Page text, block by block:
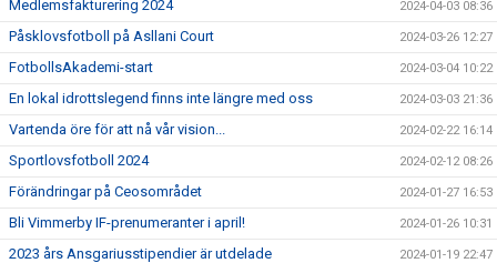
Medlemsfakturering 2024 2024-04-03 08:36
Påsklovsfotboll på Asllani Court 2024-03-26 12:27
FotbollsAkademi-start 2024-03-04 10:22
En lokal idrottslegend finns inte längre med oss 2024-03-03 21:36
Vartenda öre för att nå vår vision... 2024-02-22 16:14
Sportlovsfotboll 2024 2024-02-12 08:26
Förändringar på Ceosområdet 2024-01-27 16:53
Bli Vimmerby IF-prenumeranter i april! 2024-01-26 10:31
2023 års Ansgariusstipendier är utdelade 2024-01-19 22:47